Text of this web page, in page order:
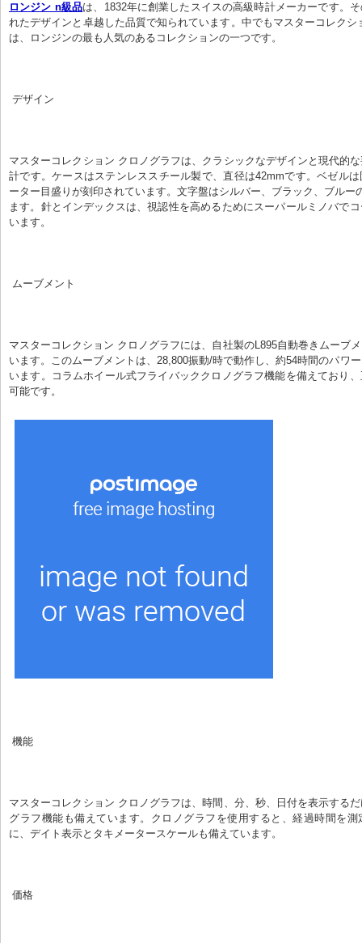
ロンジン n級品は、1832年に創業したスイスの高級時計メーカーです。
れたデザインと卓越した品質で知られています。中でもマスターコレクシ
は、ロンジンの最も人気のあるコレクションの一つです。
デザイン
マスターコレクション クロノグラフは、クラシックなデザインと現代的
計です。ケースはステンレススチール製で、直径は42mmです。ベゼル
ーター目盛りが刻印されています。文字盤はシルバー、ブラック、ブルー
ます。針とインデックスは、視認性を高めるためにスーパールミノバで
います。
ムーブメント
マスターコレクション クロノグラフには、自社製のL895自動巻きムーブ
います。このムーブメントは、28,800振動/時で動作し、約54時間のパワ
います。コラムホイール式フライバッククロノグラフ機能を備えており
可能です。
機能
マスターコレクション クロノグラフは、時間、分、秒、日付を表示する
グラフ機能も備えています。クロノグラフを使用すると、経過時間を測
に、デイト表示とタキメータースケールも備えています。
価格